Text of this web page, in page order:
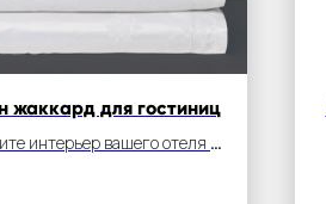
жаккард для гостиниц
интерьер вашего отеля с